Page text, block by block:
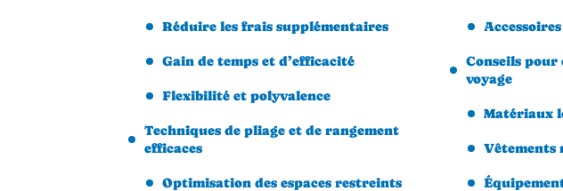
Réduire les frais supplémentaires
Gain de temps et d’efficacité
Flexibilité et polyvalence
Techniques de pliage et de rangement
efficaces
Optimisation des espaces restreints
Conseils pour
voyage
Matériaux
Vêtements